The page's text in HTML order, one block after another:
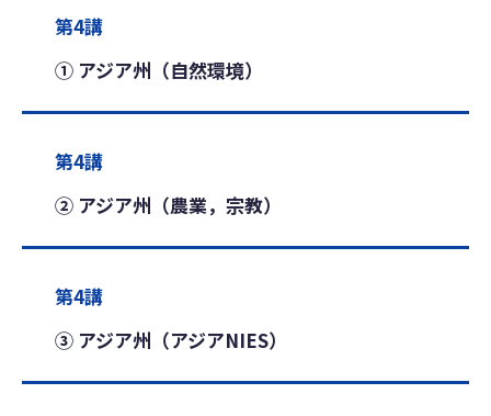
第4講
① アジア州（自然環境）
第4講
② アジア州（農業，宗教）
第4講
③ アジア州（アジアNIES）